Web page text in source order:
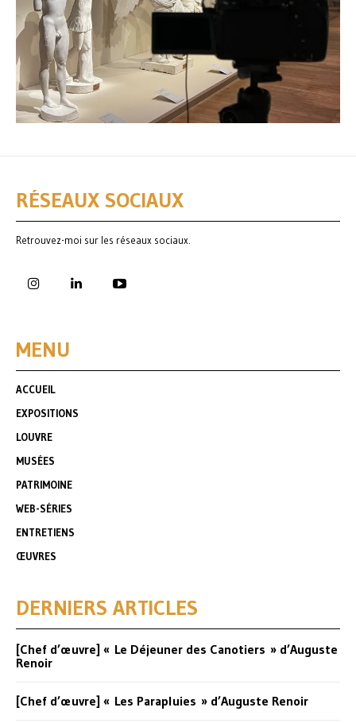
RÉSEAUX SOCIAUX
Retrouvez-moi sur les réseaux sociaux.
MENU
ACCUEIL
EXPOSITIONS
LOUVRE
MUSÉES
PATRIMOINE
WEB-SÉRIES
ENTRETIENS
ŒUVRES
DERNIERS ARTICLES
[Chef d’œuvre] « Le Déjeuner des Canotiers » d’Auguste
Renoir
[Chef d’œuvre] « Les Parapluies » d’Auguste Renoir